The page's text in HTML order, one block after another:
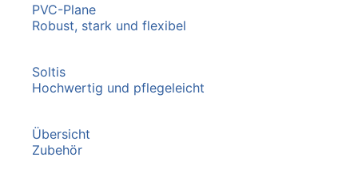
PVC-Plane
Robust, stark und flexibel
Soltis
Hochwertig und pflegeleicht
Übersicht
Zubehör